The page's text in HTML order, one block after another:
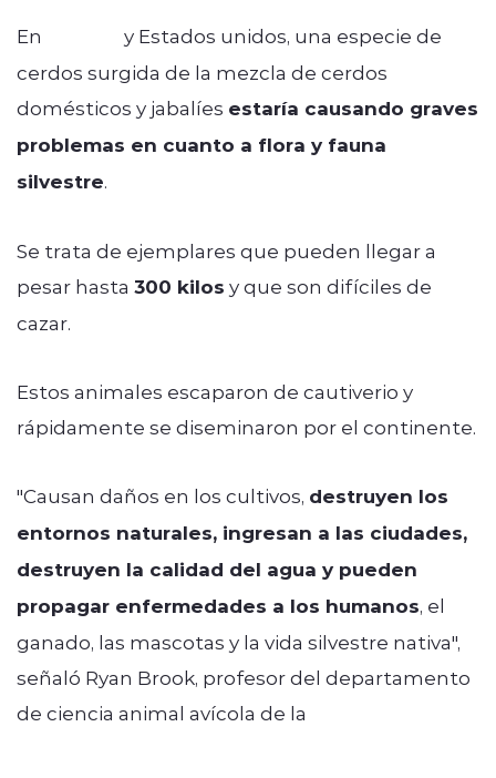
En
y Estados unidos, una especie de
cerdos surgida de la mezcla de cerdos
domésticos y jabalíes estaría causando graves
problemas en cuanto a flora y fauna
silvestre.
Se trata de ejemplares que pueden llegar a
pesar hasta 300 kilos y que son difíciles de
cazar.
Estos animales escaparon de cautiverio y
rápidamente se diseminaron por el continente.
"Causan daños en los cultivos, destruyen los
entornos naturales, ingresan a las ciudades,
destruyen la calidad del agua y pueden
propagar enfermedades a los humanos, el
ganado, las mascotas y la vida silvestre nativa",
señaló Ryan Brook, profesor del departamento
de ciencia animal avícola de la